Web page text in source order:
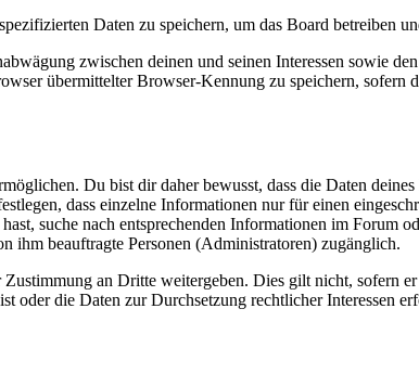
Daten zu speichern, um das Board betreiben
zwischen deinen und seinen Interessen sowie
übermittelter Browser-Kennung zu speichern, sofern
Du bist dir daher bewusst, dass die Daten
dass einzelne Informationen nur für einen
suche nach entsprechenden Informationen im Forum
ihm beauftragte Personen (Administratoren) zugänglich.
an Dritte weitergeben. Dies gilt nicht, sofern
oder die Daten zur Durchsetzung rechtlicher Interessen